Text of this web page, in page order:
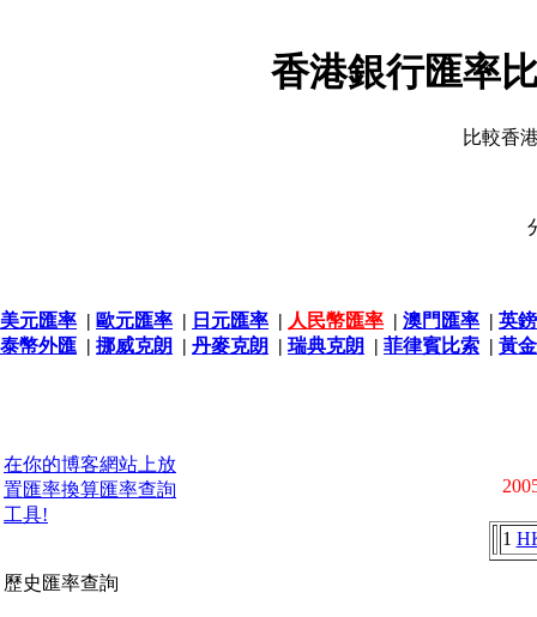
香港銀行匯率
比較香
美元匯率 | 歐元匯率 | 日元匯率 | 人民幣匯率 | 澳門匯率 | 英
泰幣外匯 | 挪威克朗 | 丹麥克朗 | 瑞典克朗 | 菲律賓比索 | 黃
在你的博客網站上放
置匯率換算匯率查詢
工具!
歷史匯率查詢
1